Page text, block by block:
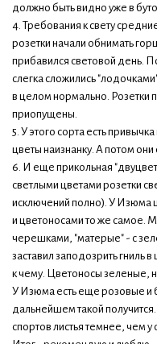
должно быть видно уже в
4. Требования к свету
розетки начали обнимать
прибавился световой день.
слегка сложились
в целом нормально. Розетки
приопущены.
5. У этого сорта есть
цветы наизнанку. А потом
6. И еще прикольная
светлыми цветами розетки
исключений полно). У Изюма
и цветоносами то же самое.
черешками, "матерые" - с
заставил заподозрить гниль
к чему. Цветоносы зеленые,
У Изюма есть еще розовые и
дальнейшем такой
спортов листья темнее, чем у